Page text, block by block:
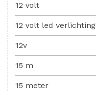
12 volt
12 volt led verlichting
12v
15 m
15 meter